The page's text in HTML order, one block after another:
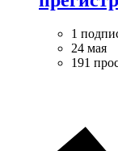
1
24 мая
191